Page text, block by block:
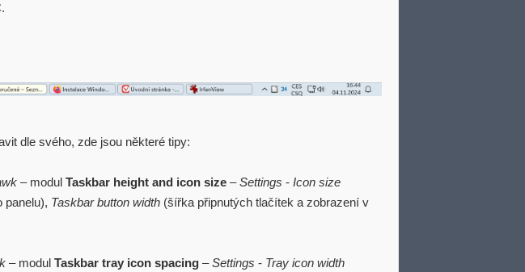
dle svého, zde jsou některé tipy:
– modul Taskbar height and icon size –Settings - Icon size
Taskbar button width (šířka připnutých tlačítek a zobrazení v
– modul Taskbar tray icon spacing –Settings - Tray icon width